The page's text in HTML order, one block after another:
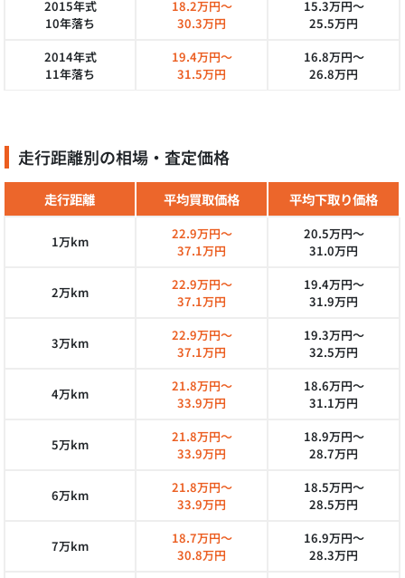
2015年式
10年落ち
18.2万円～
30.3万円
15.3万円～
25.5万円
2014年式
11年落ち
19.4万円～
31.5万円
16.8万円～
26.8万円
走行距離別の相場・査定価格
走行距離 平均買取価格 平均下取り価格
1万km
22.9万円～
37.1万円
20.5万円～
31.0万円
2万km
22.9万円～
37.1万円
19.4万円～
31.9万円
3万km
22.9万円～
37.1万円
19.3万円～
32.5万円
4万km
21.8万円～
33.9万円
18.6万円～
31.1万円
5万km
21.8万円～
33.9万円
18.9万円～
28.7万円
6万km
21.8万円～
33.9万円
18.5万円～
28.5万円
7万km
18.7万円～
30.8万円
16.9万円～
28.3万円